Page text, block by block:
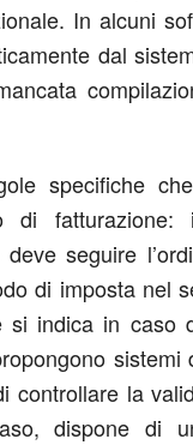
In alcuni
dal
specifiche
di
seguire
di imposta nel
indica in caso
sistemi
controllare la
dispone di